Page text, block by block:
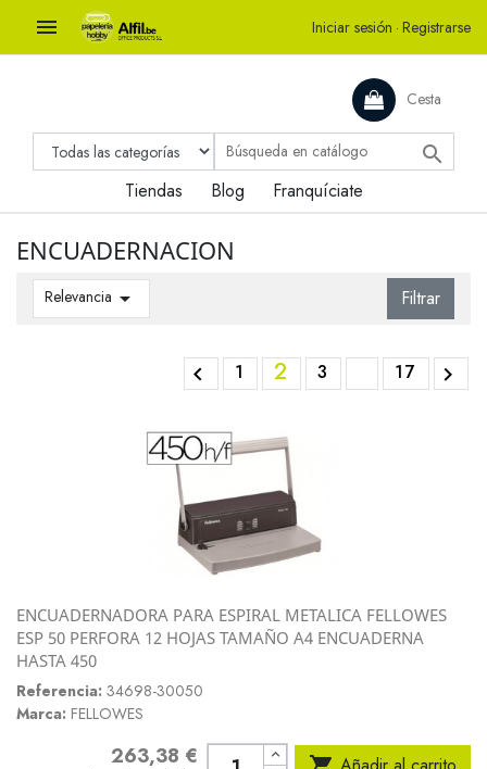
 Iniciar sesión · Registrarse
Cesta

Tiendas Blog Franquíciate
ENCUADERNACION
Relevancia  Filtrar
 1 2 3 17 
ENCUADERNADORA PARA ESPIRAL METALICA FELLOWES
ESP 50 PERFORA 12 HOJAS TAMAÑO A4 ENCUADERNA
HASTA 450
Referencia: 34698-30050
Marca: FELLOWES
Precio263,38 €